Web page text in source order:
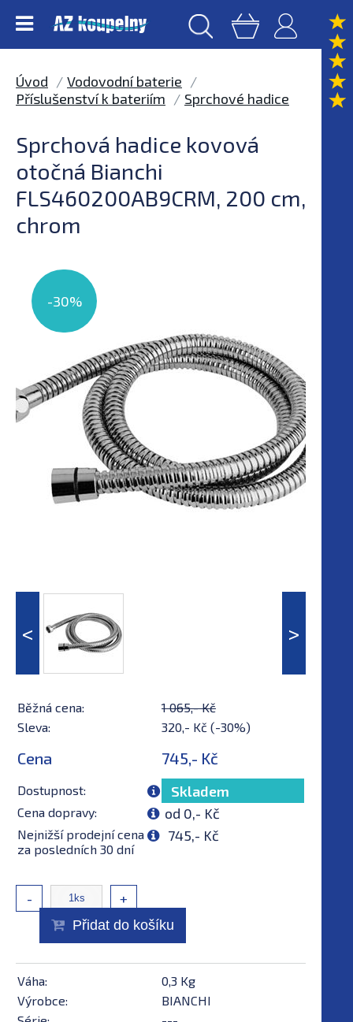
Úvod
Vodovodní baterie
Příslušenství k bateriím
Sprchové hadice
Sprchová hadice kovová
otočná Bianchi
FLS460200AB9CRM, 200 cm,
chrom
-30%
Běžná cena:
1 065,- Kč
Sleva:
320,- Kč (-30%)
Cena 745,- Kč
Dostupnost: Skladem
Cena dopravy: od 0,- Kč
Nejnižší prodejní cena
za posledních 30 dní
745,- Kč
- +
Přidat do košíku
Váha:
0,3 Kg
Výrobce:
BIANCHI